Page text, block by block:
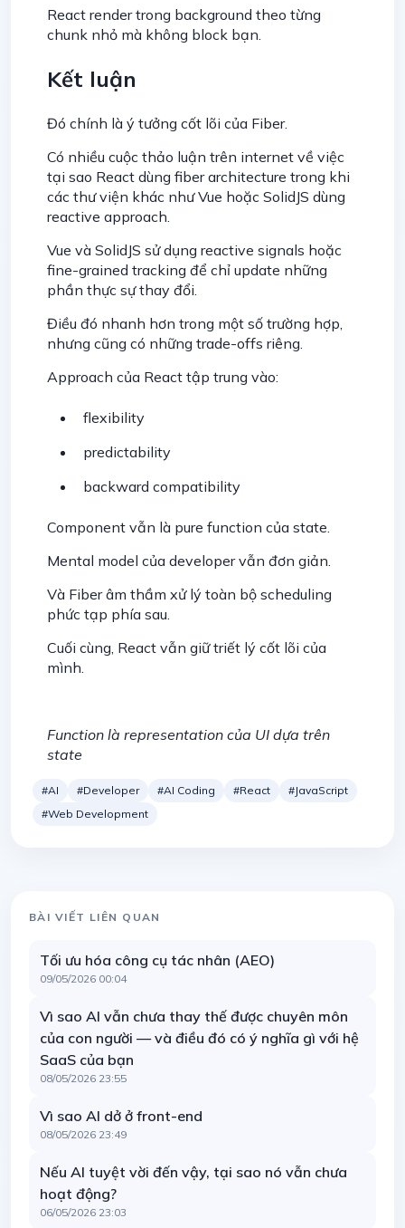
React render trong background theo từng
chunk nhỏ mà không block bạn.
Kết luận
Đó chính là ý tưởng cốt lõi của Fiber.
Có nhiều cuộc thảo luận trên internet về việc
tại sao React dùng fiber architecture trong khi
các thư viện khác như Vue hoặc SolidJS dùng
reactive approach.
Vue và SolidJS sử dụng reactive signals hoặc
fine-grained tracking để chỉ update những
phần thực sự thay đổi.
Điều đó nhanh hơn trong một số trường hợp,
nhưng cũng có những trade-offs riêng.
Approach của React tập trung vào:
flexibility
predictability
backward compatibility
Component vẫn là pure function của state.
Mental model của developer vẫn đơn giản.
Và Fiber âm thầm xử lý toàn bộ scheduling
phức tạp phía sau.
Cuối cùng, React vẫn giữ triết lý cốt lõi của
mình.
Function là representation của UI dựa trên
state
#AI #Developer #AI Coding #React
#JavaScript
#Web Development
BÀI VIẾT LIÊN QUAN
Tối ưu hóa công cụ tác nhân (AEO)
09/05/2026 00:04
Vì sao AI vẫn chưa thay thế được chuyên môn
của con người — và điều đó có ý nghĩa gì với hệ
SaaS của bạn
08/05/2026 23:55
Vì sao AI dở ở front-end
08/05/2026 23:49
Nếu AI tuyệt vời đến vậy, tại sao nó vẫn chưa
hoạt động?
06/05/2026 23:03